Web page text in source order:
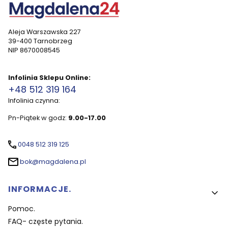
Aleja Warszawska 227
39-400 Tarnobrzeg
NIP 8670008545
Infolinia Sklepu Online:
+48 512 319 164
Infolinia czynna:
Pn-Piątek w godz: 9.00-17.00
0048 512 319 125
bok@magdalena.pl
Linki w stopce
INFORMACJE.
Pomoc.
FAQ- częste pytania.